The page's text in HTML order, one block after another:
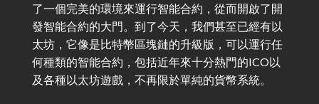
了一個完美的環境來運行智能合約，從而開啟了開
發智能合約的大門。到了今天，我們甚至已經有以
太坊，它像是比特幣區塊鏈的升級版，可以運行任
何種類的智能合約，包括近年來十分熱門的ICO以
及各種以太坊遊戲，不再限於單純的貨幣系統。